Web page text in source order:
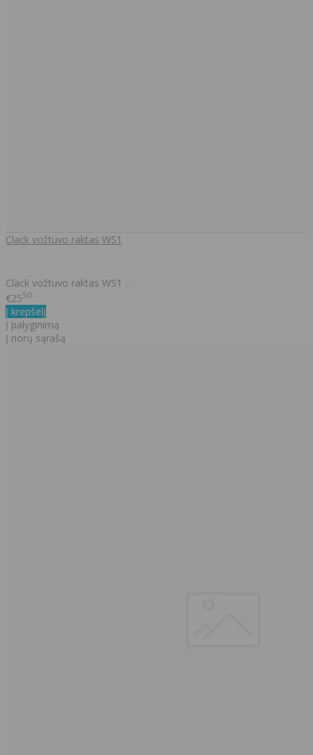
Clack vožtuvo raktas WS1
Clack vožtuvo raktas WS1 ..
€2550
Į krepšelį
Į palyginimą
Į norų sąrašą